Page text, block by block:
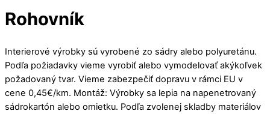
Rohovník
Interierové výrobky sú vyrobené zo sádry alebo polyuretánu.
Podľa požiadavky vieme vyrobiť alebo vymodelovať akýkoľvek
požadovaný tvar. Vieme zabezpečiť dopravu v rámci EU v
cene 0,45€/km. Montáž: Výrobky sa lepia na napenetrovaný
sádrokartón alebo omietku. Podľa zvolenej skladby materiálov